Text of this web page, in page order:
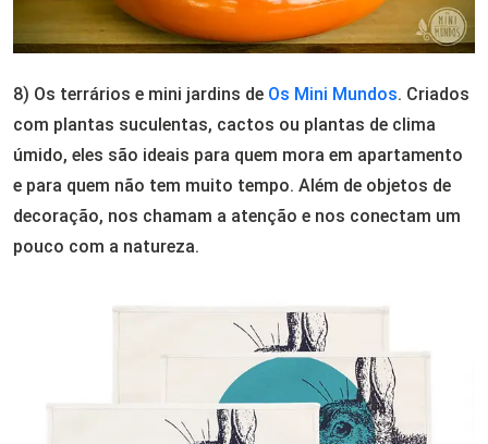
8) Os terrários e mini jardins de Os Mini Mundos. Criados
com plantas suculentas, cactos ou plantas de clima
úmido, eles são ideais para quem mora em apartamento
e para quem não tem muito tempo. Além de objetos de
decoração, nos chamam a atenção e nos conectam um
pouco com a natureza.